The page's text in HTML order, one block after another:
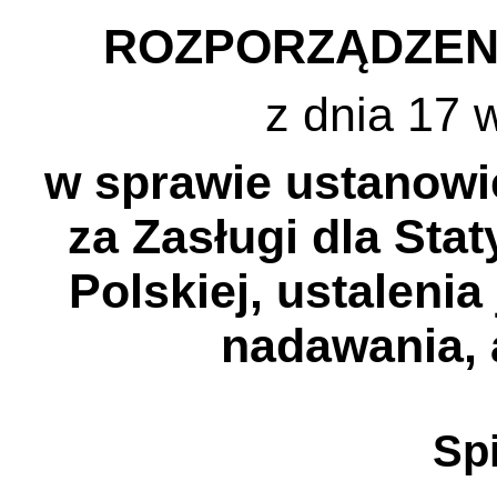
z dnia 17
w sprawie
za Zasługi dla
Polskiej,
nadawania,